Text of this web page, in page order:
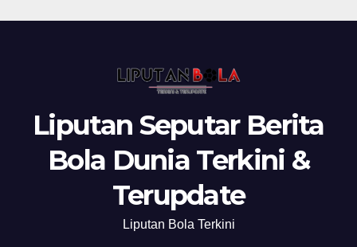
Liputan Seputar Berita
Bola Dunia Terkini &
Terupdate
Liputan Bola Terkini